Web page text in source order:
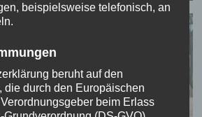
beispielsweise telefonisch, an
beruht auf den
die durch den Europäischen
beim Erlass